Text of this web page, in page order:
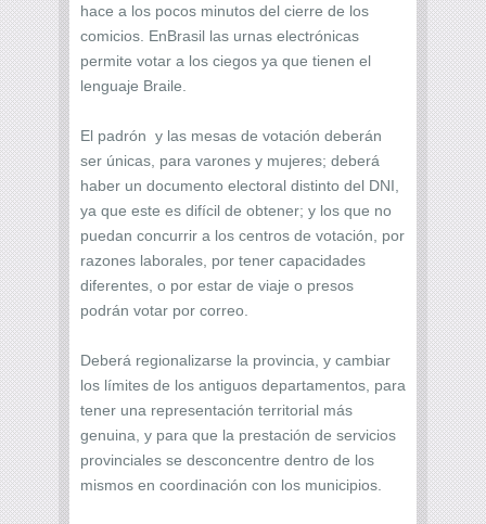
hace a los pocos minutos del cierre de los
comicios. EnBrasil las urnas electrónicas
permite votar a los ciegos ya que tienen el
lenguaje Braile.
El padrón y las mesas de votación deberán
ser únicas, para varones y mujeres; deberá
haber un documento electoral distinto del DNI,
ya que este es difícil de obtener; y los que no
puedan concurrir a los centros de votación, por
razones laborales, por tener capacidades
diferentes, o por estar de viaje o presos
podrán votar por correo.
Deberá regionalizarse la provincia, y cambiar
los límites de los antiguos departamentos, para
tener una representación territorial más
genuina, y para que la prestación de servicios
provinciales se desconcentre dentro de los
mismos en coordinación con los municipios.